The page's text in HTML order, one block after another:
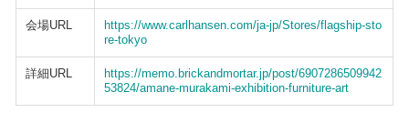
会場URL
https://www.carlhansen.com/ja-jp/Stores/flagship-sto
re-tokyo
詳細URL
https://memo.brickandmortar.jp/post/6907286509942
53824/amane-murakami-exhibition-furniture-art